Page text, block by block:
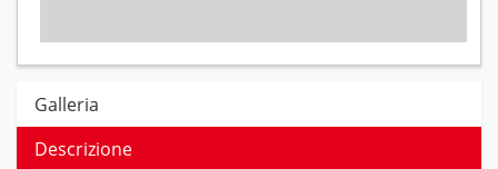
Galleria
Descrizione